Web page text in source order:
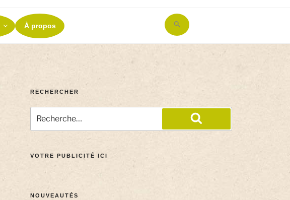
À propos
Search
for:
RECHERCHER
VOTRE PUBLICITÉ ICI
NOUVEAUTÉS